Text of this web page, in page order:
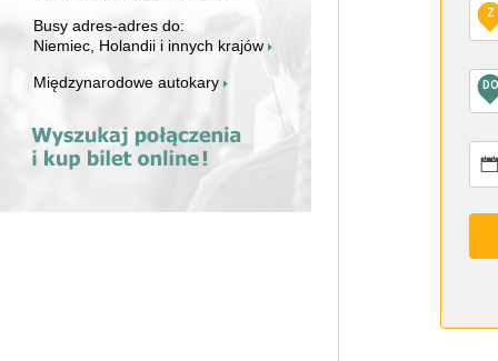
Busy adres-adres do:
Niemiec, Holandii i innych krajów
Międzynarodowe autokary
Z
DO